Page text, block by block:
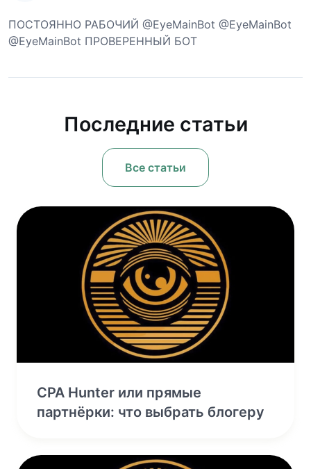
ПОСТОЯННО РАБОЧИЙ @EyeMainBot @EyeMainBot
@EyeMainBot ПРОВЕРЕННЫЙ БОТ
Последние статьи
Все статьи
CPA Hunter или прямые
партнёрки: что выбрать блогеру